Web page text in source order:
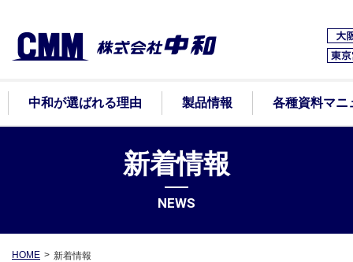
中和が選ばれる理由 製品情報 各種資料マニ
新着情報
NEWS
HOME 新着情報